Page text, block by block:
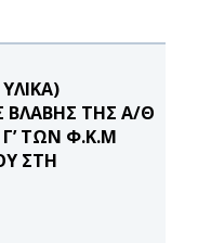
ΒΛΑΒΗΣ ΤΗΣ Α/Θ
Γ’ ΤΩΝ Φ.Κ.Μ
ΣΤΗ